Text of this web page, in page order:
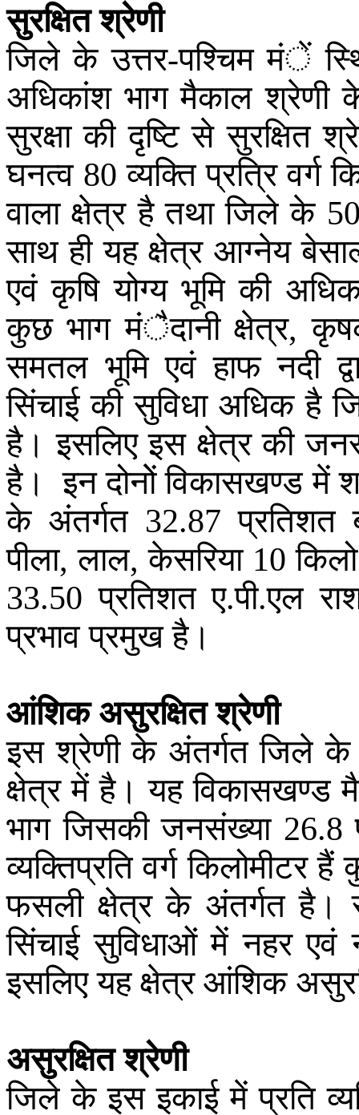
सुरक्षित श्रेणी
जिले के उत्तर-पश्चिम मंें
अधिकांश भाग मैकाल श्रेणी
सुरक्षा की दृष्टि से सुरक्षित
घनत्व 80व्यक्ति प्रत्रि वर्ग
वाला क्षेत्र है तथा जिले के
साथ ही यह क्षेत्र आग्नेय
एवं कृषि योग्य भूमि की
कुछ भाग मंैदानी क्षेत्र,
समतल भूमि एवं हाफ नदी
सिंचाई की सुविधा अधिक है
है। इसलिए इस क्षेत्र की
है। इन दोनोें विकासखण्ड में
के अंतर्गत32.87प्रतिशत
पीला,लाल,केसरिया10किलो
33.50प्रतिशत ए.पी.एल
प्रभाव प्रमुख है।
आंशिक असुरक्षित श्रेणी
इस श्रेणी के अंतर्गत जिले के
क्षेत्र में है। यह विकासखण्ड
भाग जिसकी जनसंख्या26.8
व्यक्तिप्रति वर्ग किलोमीटर हैं
फसली क्षेत्र के अंतर्गत है।
सिंचाई सुविधाओं में नहर एवं
इसलिए यह क्षेत्र आंशिक
असुरक्षित श्रेणी
जिले के इस इकाई में प्रति